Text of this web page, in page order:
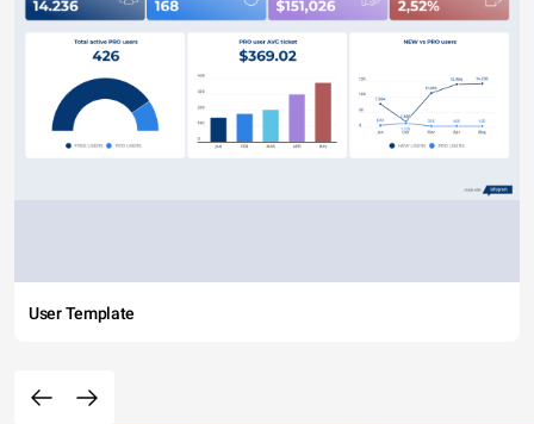
User Template